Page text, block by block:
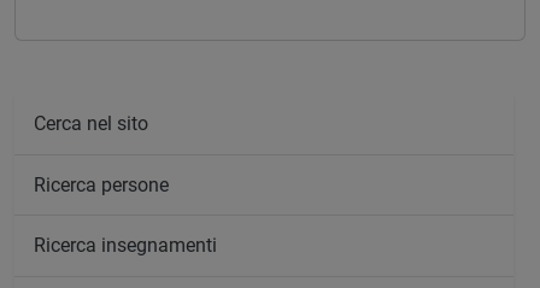
Cerca nel sito
Ricerca persone
Ricerca insegnamenti